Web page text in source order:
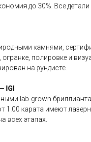
до 30%. Все
камнями,
полировке и
на рундисте.
lab-grown
1.00 карата имеют
всех этапах.